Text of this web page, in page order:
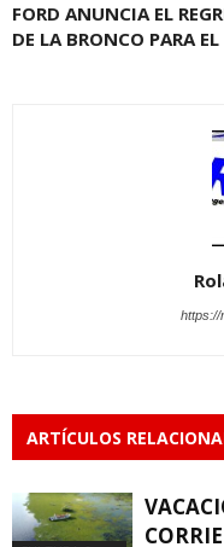
FORD ANUNCIA EL
DE LA BRONCO PARA
https://
ARTÍCULOS